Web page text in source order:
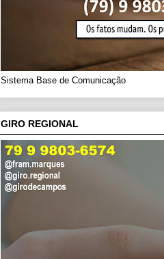
Sistema Base de Comunicação
GIRO REGIONAL